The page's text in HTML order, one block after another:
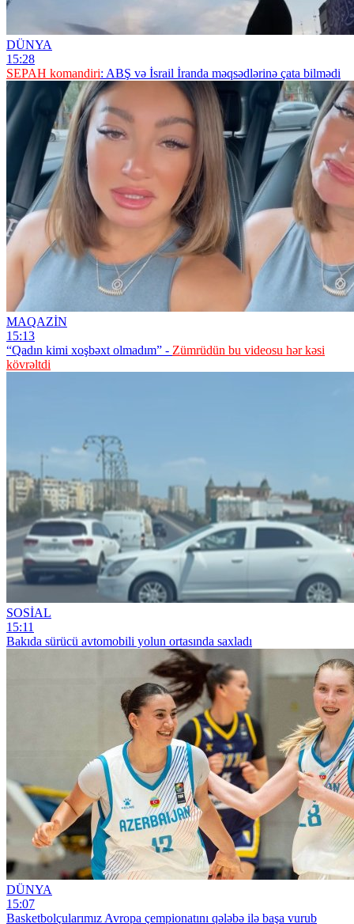
DÜNYA
15:28
SEPAH komandiri: ABŞ və İsrail İranda məqsədlərinə çata bilmədi
MAQAZİN
15:13
“Qadın kimi xoşbəxt olmadım” - Zümrüdün bu videosu hər kəsi
kövrəltdi
SOSİAL
15:11
Bakıda sürücü avtomobili yolun ortasında saxladı
DÜNYA
15:07
Basketbolçularımız Avropa çempionatını qələbə ilə başa vurub